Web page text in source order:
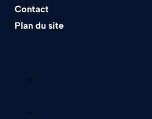
Contact
Plan du site